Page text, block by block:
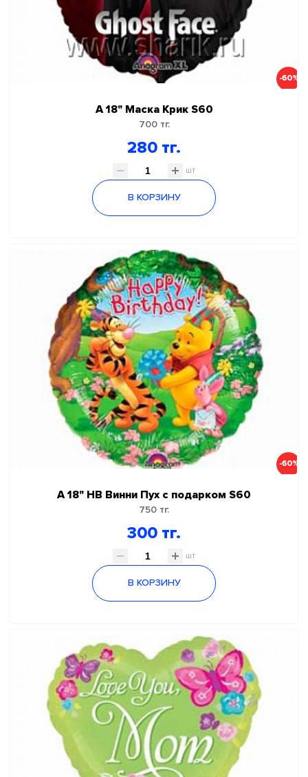
-60%
А 18" Маска Крик S60
700 тг.
280 тг.
шт
В КОРЗИНУ
-60%
А 18" НВ Винни Пух с подарком S60
750 тг.
300 тг.
шт
В КОРЗИНУ